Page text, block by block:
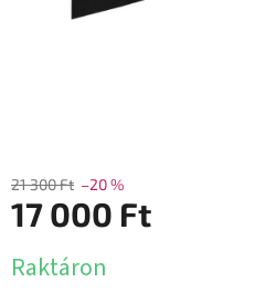
21 300 Ft –20 %
17 000 Ft
Raktáron